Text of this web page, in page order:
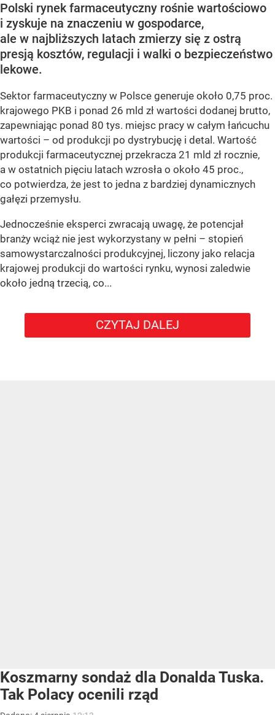
Polski rynek farmaceutyczny rośnie wartościowo
i zyskuje na znaczeniu w gospodarce,
ale w najbliższych latach zmierzy się z ostrą
presją kosztów, regulacji i walki o bezpieczeństwo
lekowe.
Sektor farmaceutyczny w Polsce generuje około 0,75 proc.
krajowego PKB i ponad 26 mld zł wartości dodanej brutto,
zapewniając ponad 80 tys. miejsc pracy w całym łańcuchu
wartości – od produkcji po dystrybucję i detal. Wartość
produkcji farmaceutycznej przekracza 21 mld zł rocznie,
a w ostatnich pięciu latach wzrosła o około 45 proc.,
co potwierdza, że jest to jedna z bardziej dynamicznych
gałęzi przemysłu.
Jednocześnie eksperci zwracają uwagę, że potencjał
branży wciąż nie jest wykorzystany w pełni – stopień
samowystarczalności produkcyjnej, liczony jako relacja
krajowej produkcji do wartości rynku, wynosi zaledwie
około jedną trzecią, co...
CZYTAJ DALEJ
Koszmarny sondaż dla Donalda Tuska.
Tak Polacy ocenili rząd